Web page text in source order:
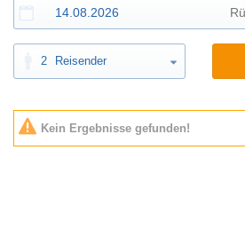
2 Reisender
Kein Ergebnisse gefunden!